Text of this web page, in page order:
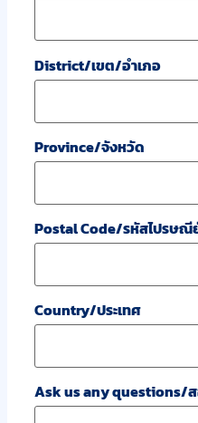
District/เขต/อำเภอ
Province/จังหวัด
Postal Code/รหัสไปรษณี
Country/ประเทศ
Ask us any questions/